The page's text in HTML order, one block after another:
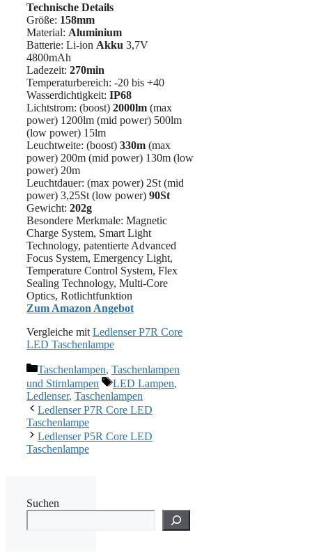
Technische Details
Größe: 158mm
Material: ‎‎Aluminium
Batterie: Li-ion Akku 3,7V
4800mAh
Ladezeit: 270min
Temperaturbereich: -20 bis +40
Wasserdichtigkeit: IP68
Lichtstrom: (boost) 2000lm (max
power) 1200lm (mid power) 500lm
(low power) 15lm
Leuchtweite: (boost) 330m (max
power) 200m (mid power) 130m (low
power) 20m
Leuchtdauer: (max power) 2St (mid
power) 3,25St (low power) 90St
Gewicht: 202g
Besondere Merkmale: ‎Magnetic
Charge System, Smart Light
Technology, patentierte Advanced
Focus System, Emergency Light,
Temperature Control System, Flex
Sealing Technology, Multi-Core
Optics, Rotlichtfunktion
Zum Amazon Angebot
Vergleiche mit Ledlenser P7R Core
LED Taschenlampe
Kategorien
Taschenlampen, Taschenlampen
und Stirnlampen
Schlagwörter
LED Lampen,
Ledlenser, Taschenlampen
Ledlenser P7R Core LED
Taschenlampe
Ledlenser P5R Core LED
Taschenlampe
Suchen